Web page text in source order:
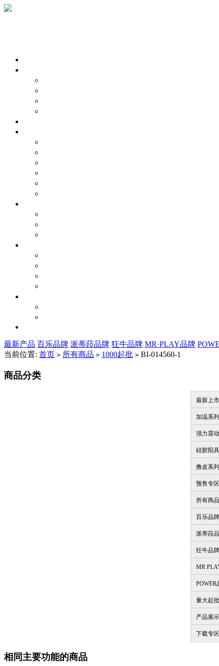
最新产品 百乐品牌 派蒂菈品牌 狂牛品牌 MR·PLAY品牌
当前位置: 首页 > 所有商品 > 1000起批 > BI-014560-1
商品分类
最新上市
加温系列
强力震动
硅胶阳具
撸皮系列
预售专区
所有商品
百乐品牌
派蒂菈
狂牛品牌
MR
POWER
量大起批
产品展
下载专区
相同主要功能的商品